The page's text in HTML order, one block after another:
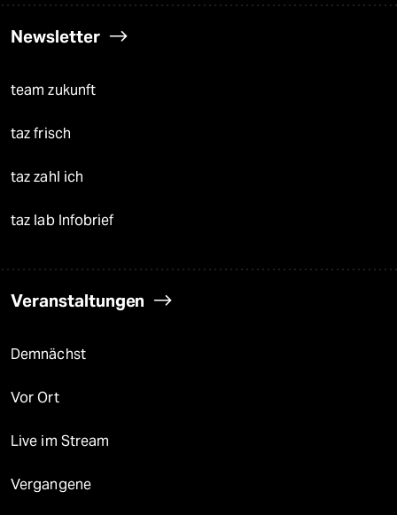
Newsletter
team zukunft
taz frisch
taz zahl ich
taz lab Infobrief
Veranstaltungen
Demnächst
Vor Ort
Live im Stream
Vergangene